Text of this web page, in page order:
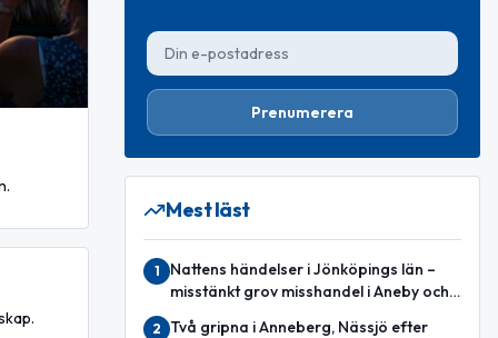
Prenumerera
Mest läst
1
Nattens händelser i Jönköpings län –
misstänkt grov misshandel i Aneby och
2
Två gripna i Anneberg, Nässjö efter